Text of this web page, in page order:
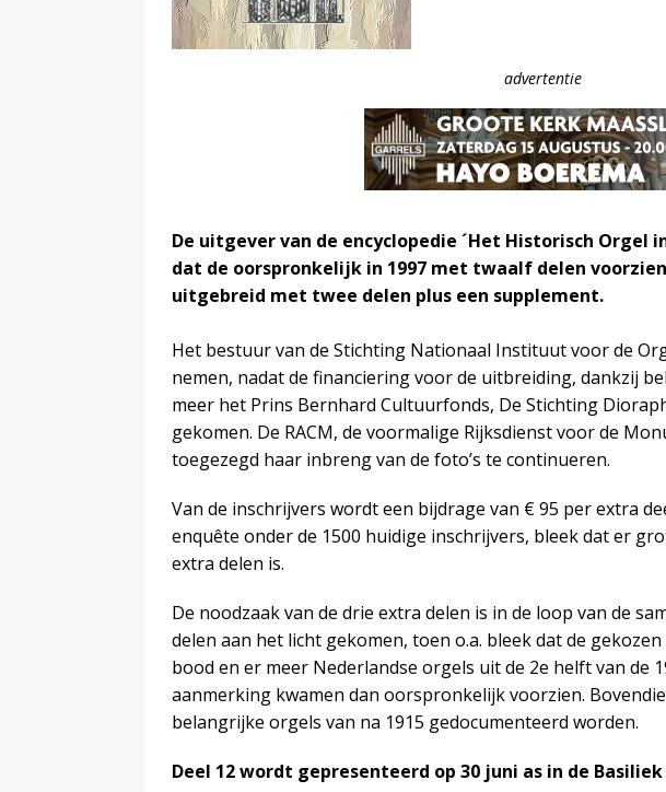
advertentie
De uitgever van de encyclopedie ´Het Historisch Orgel
dat de oorspronkelijk in 1997 met twaalf delen
uitgebreid met twee delen plus een supplement.
Het bestuur van de Stichting Nationaal Instituut voor de
nemen, nadat de financiering voor de uitbreiding, dankzij
meer het Prins Bernhard Cultuurfonds, De Stichting
gekomen. De RACM, de voormalige Rijksdienst voor de
toegezegd haar inbreng van de foto’s te continueren.
Van de inschrijvers wordt een bijdrage van € 95 per extra
enquête onder de 1500 huidige inschrijvers, bleek dat er
extra delen is.
De noodzaak van de drie extra delen is in de loop van de
delen aan het licht gekomen, toen o.a. bleek dat de
bood en er meer Nederlandse orgels uit de 2e helft van de
aanmerking kwamen dan oorspronkelijk voorzien.
belangrijke orgels van na 1915 gedocumenteerd worden.
Deel 12 wordt gepresenteerd op 30 juni as in de Basiliek